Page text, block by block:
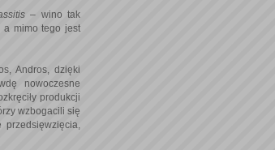
– wino tak
a mimo tego jest
Andros, dzięki
nowoczesne
produkcji
wzbogacili się